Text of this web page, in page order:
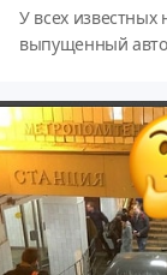
У всех
выпущенный
тест от начала